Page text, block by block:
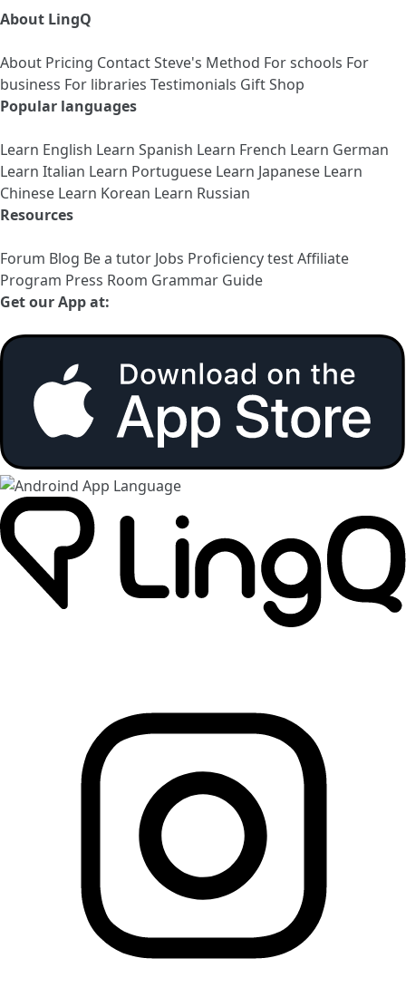
About LingQ
About Pricing ContactSteve's Method For schools For
business For libraries Testimonials Gift Shop
Popular languages
Learn English Learn Spanish Learn French Learn German
Learn Italian Learn Portuguese Learn Japanese Learn
Chinese Learn Korean Learn Russian
Resources
Forum Blog Be a tutor Jobs Proficiency testAffiliate
Program Press Room Grammar Guide
Get our App at: